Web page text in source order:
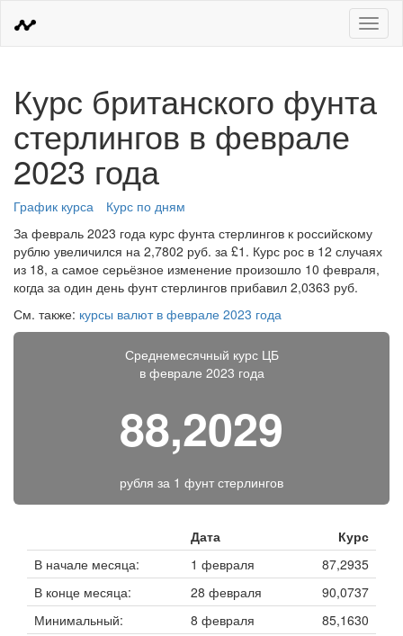
Меню
Курс британского фунта
стерлингов в феврале
2023 года
График курса
Курс по дням
За февраль 2023 года курс фунта стерлингов к российскому
рублю увеличился на 2,7802 руб. за £1. Курс рос в 12 случаях
из 18, а самое серьёзное изменение произошло 10 февраля,
когда за один день фунт стерлингов прибавил 2,0363 руб.
См. также: курсы валют в феврале 2023 года
Среднемесячный курс ЦБ
в феврале 2023 года
88,2029
рубля за 1 фунт стерлингов
Дата
Курс
В начале месяца:
1 февраля
87,2935
В конце месяца:
28 февраля
90,0737
Минимальный:
8 февраля
85,1630